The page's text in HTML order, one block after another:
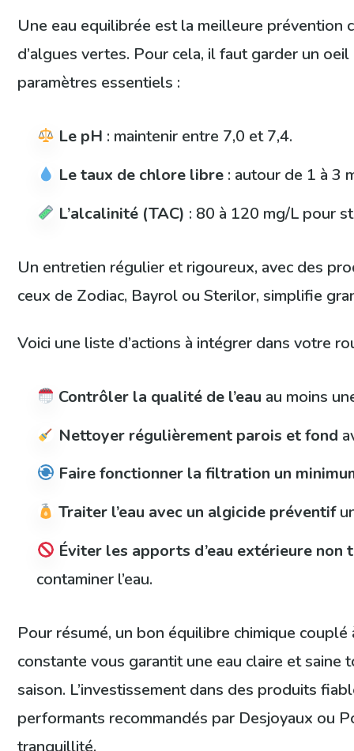
Une eau equilibrée est la meilleure prévention
d’algues vertes. Pour cela, il faut garder un
paramètres essentiels :
Le pH : maintenir entre 7,0 et 7,4.
Le taux de chlore libre : autour de 1 à 3
L’alcalinité (TAC) : 80 à 120 mg/L pour
Un entretien régulier et rigoureux, avec des
ceux de Zodiac, Bayrol ou Sterilor, simplifie
Voici une liste d’actions à intégrer dans votre
Contrôler la qualité de l’eau au moins
Nettoyer régulièrement parois et fond
Faire fonctionner la filtration un
Traiter l’eau avec un algicide préventif
Éviter les apports d’eau extérieure non
contaminer l’eau.
Pour résumé, un bon équilibre chimique couplé
constante vous garantit une eau claire et saine
saison. L’investissement dans des produits
performants recommandés par Desjoyaux ou
tranquillité.